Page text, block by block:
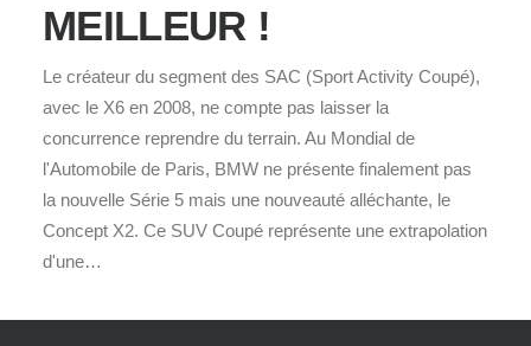
MEILLEUR !
Le créateur du segment des SAC (Sport Activity Coupé),
avec le X6 en 2008, ne compte pas laisser la
concurrence reprendre du terrain. Au Mondial de
l'Automobile de Paris, BMW ne présente finalement pas
la nouvelle Série 5 mais une nouveauté alléchante, le
Concept X2. Ce SUV Coupé représente une extrapolation
d'une…